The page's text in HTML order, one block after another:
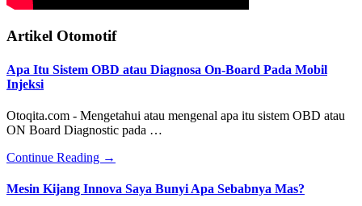
Artikel Otomotif
Apa Itu Sistem OBD atau Diagnosa On-Board Pada Mobil
Injeksi
Otoqita.com - Mengetahui atau mengenal apa itu sistem OBD atau
ON Board Diagnostic pada …
Continue Reading about
Itu
→
Mesin Kijang Innova Saya Bunyi Apa Sebabnya Mas?